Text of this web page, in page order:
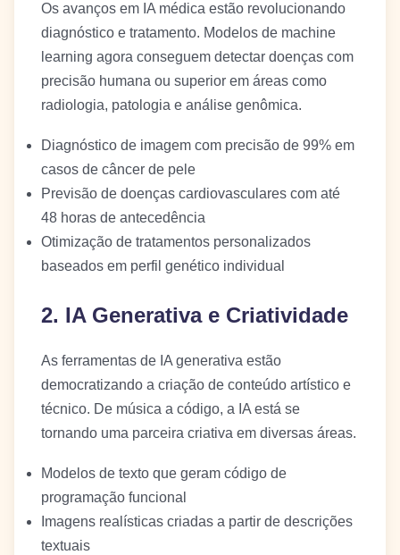
Os avanços em IA médica estão revolucionando
diagnóstico e tratamento. Modelos de machine
learning agora conseguem detectar doenças com
precisão humana ou superior em áreas como
radiologia, patologia e análise genômica.
Diagnóstico de imagem com precisão de 99% em
casos de câncer de pele
Previsão de doenças cardiovasculares com até
48 horas de antecedência
Otimização de tratamentos personalizados
baseados em perfil genético individual
2. IA Generativa e Criatividade
As ferramentas de IA generativa estão
democratizando a criação de conteúdo artístico e
técnico. De música a código, a IA está se
tornando uma parceira criativa em diversas áreas.
Modelos de texto que geram código de
programação funcional
Imagens realísticas criadas a partir de descrições
textuais